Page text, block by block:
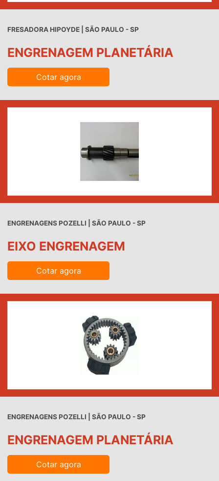
FRESADORA HIPOYDE | SÃO PAULO - SP
ENGRENAGEM PLANETÁRIA
Cotar agora
ENGRENAGENS POZELLI | SÃO PAULO - SP
EIXO ENGRENAGEM
Cotar agora
ENGRENAGENS POZELLI | SÃO PAULO - SP
ENGRENAGEM PLANETÁRIA
Cotar agora